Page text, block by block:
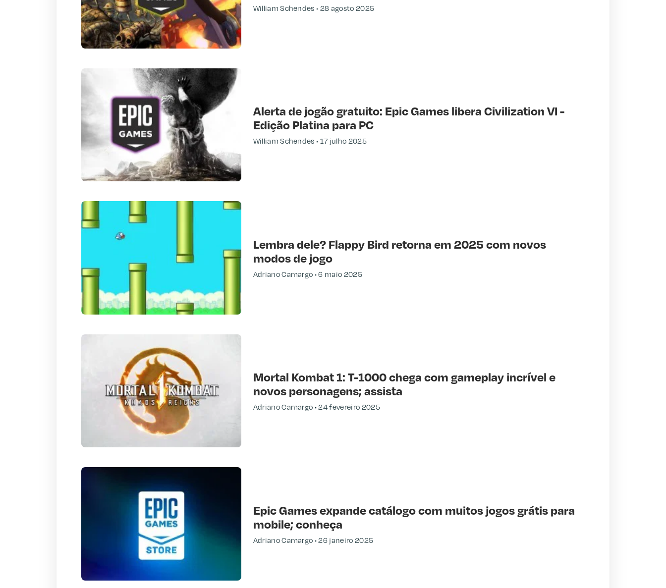
William Schendes 28 agosto 2025
Alerta de jogão gratuito: Epic Games libera Civilization VI -
Edição Platina para PC
William Schendes 17 julho 2025
Lembra dele? Flappy Bird retorna em 2025 com novos
modos de jogo
Adriano Camargo 6 maio 2025
Mortal Kombat 1: T-1000 chega com gameplay incrível e
novos personagens; assista
Adriano Camargo 24 fevereiro 2025
Epic Games expande catálogo com muitos jogos grátis para
mobile; conheça
Adriano Camargo 26 janeiro 2025